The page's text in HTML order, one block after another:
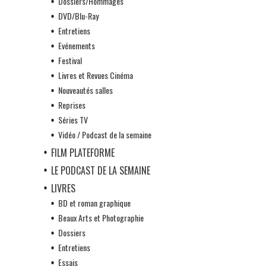
DVD/Blu-Ray
Entretiens
Evénements
Festival
Livres et Revues Cinéma
Nouveautés salles
Reprises
Séries TV
Vidéo / Podcast de la semaine
FILM PLATEFORME
LE PODCAST DE LA SEMAINE
LIVRES
BD et roman graphique
Beaux Arts et Photographie
Dossiers
Entretiens
Essais